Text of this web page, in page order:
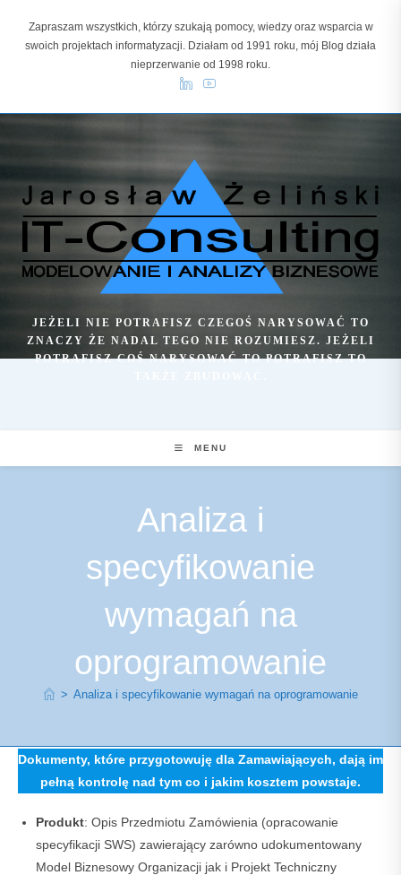
Zapraszam wszystkich, którzy szukają pomocy, wiedzy oraz wsparcia w
swoich projektach informatyzacji. Działam od 1991 roku, mój Blog działa
nieprzerwanie od 1998 roku.
JEŻELI NIE POTRAFISZ CZEGOŚ NARYSOWAĆ TO
ZNACZY ŻE NADAL TEGO NIE ROZUMIESZ. JEŻELI
POTRAFISZ COŚ NARYSOWAĆ TO POTRAFISZ TO
MENU
Analiza i
specyfikowanie
wymagań na
oprogramowanie
> Analiza i specyfikowanie wymagań na oprogramowanie
Dokumenty, które przygotowuję dla Zamawiających, dają im
pełną kontrolę nad tym co i jakim kosztem powstaje.
Produkt: Opis Przedmiotu Zamówienia (opracowanie
specyfikacji SWS) zawierający zarówno udokumentowany
Model Biznesowy Organizacji jak i Projekt Techniczny